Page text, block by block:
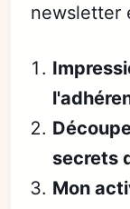
newsletter
secrets
Mon